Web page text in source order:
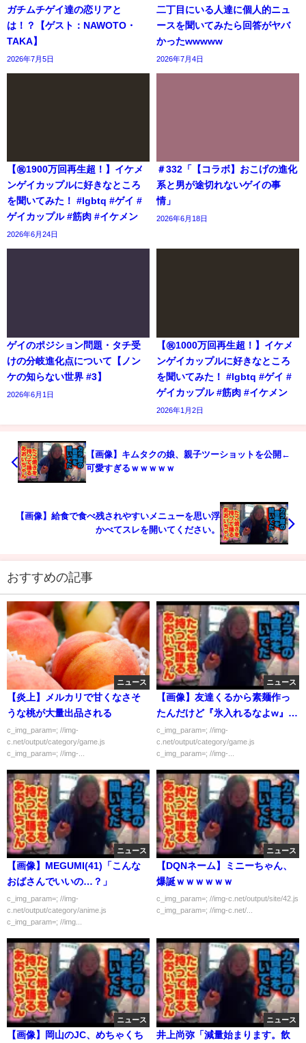
ガチムチゲイ達の恋リアと
は！？【ゲスト：NAWOTO・
TAKA】
2026年7月5日
二丁目にいる人達に個人的ニュ
ースを聞いてみたら回答がヤバ
かったwwwww
2026年7月4日
【㊗️1900万回再生超！】イケメ
ンゲイカップルに好きなところ
を聞いてみた！ #lgbtq #ゲイ #
ゲイカップル #筋肉 #イケメン
2026年6月24日
＃332「【コラボ】おこげの進化
系と男が途切れないゲイの事
情」
2026年6月18日
ゲイのポジション問題・タチ受
けの分岐進化点について【ノン
ケの知らない世界 #3】
2026年6月1日
【㊗️1000万回再生超！】イケメ
ンゲイカップルに好きなところ
を聞いてみた！ #lgbtq #ゲイ #
ゲイカップル #筋肉 #イケメン
2026年1月2日
【画像】キムタクの娘、親子ツーショットを公開←
可愛すぎるｗｗｗｗｗ
【画像】給食で食べ残されやすいメニューを思い浮
かべてスレを開いてください。
おすすめの記事
ニュース
【炎上】メルカリで甘くなさそ
うな桃が大量出品される
c_img_param=; //img-
c.net/output/category/game.js
c_img_param=; //img-...
ニュース
【画像】友達くるから素麺作っ
たんだけど『氷入れるなよw』っ
て言われた…💦
c_img_param=; //img-
c.net/output/category/game.js
c_img_param=; //img-...
ニュース
【画像】MEGUMI(41)「こんな
おばさんでいいの…？」
c_img_param=; //img-
c.net/output/category/anime.js
c_img_param=; //img...
ニュース
【DQNネーム】ミニーちゃん、
爆誕ｗｗｗｗｗｗ
c_img_param=; //img-c.net/output/site/42.js
c_img_param=; //img-c.net/...
ニュース
【画像】岡山のJC、めちゃくち
ニュース
井上尚弥「減量始まります。飲